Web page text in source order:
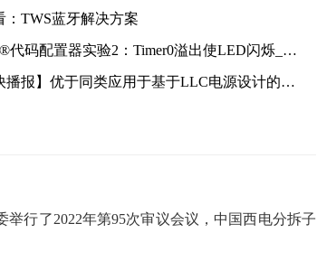
：TWS蓝牙解决方案
MPLAB®代码配置器实验2：Timer0溢出使LED闪烁_环球讯息
【环球快播报】优于同类应用于基于LLC电源设计的同步整流控制器FAN6248
行了2022年第95次审议会议，中国西电分拆子